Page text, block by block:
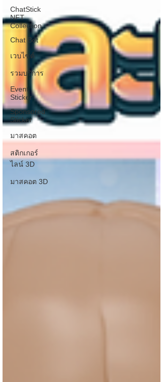
ChatStick
NFT
Collection
Chat Bot
เวบไซต์
รวมบริการ
Event
Sticker
Sponsored
Sticker
มาสคอต
สติกเกอร์
ไลน์ 3D
มาสคอต 3D